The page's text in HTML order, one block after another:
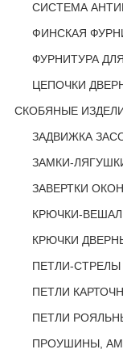
СИСТЕМА
ФИНСКАЯ
ФУРНИТУРА
ЦЕПОЧКИ
СКОБЯНЫЕ
ЗАДВИЖКА
ЗАМКИ-
ЗАВЕРТКИ
КРЮЧКИ-
КРЮЧКИ
ПЕТЛИ-СТРЕЛЫ
ПЕТЛИ
ПЕТЛИ
ПРОУШИНЫ,